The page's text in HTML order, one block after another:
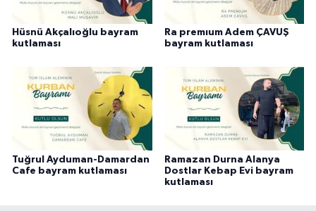
Hüsnü Akçalıoğlu bayram
kutlaması
Ra premıum Adem ÇAVUŞ
bayram kutlaması
Tuğrul Ayduman-Damardan
Cafe bayram kutlaması
Ramazan Durna Alanya
Dostlar Kebap Evi bayram
kutlaması